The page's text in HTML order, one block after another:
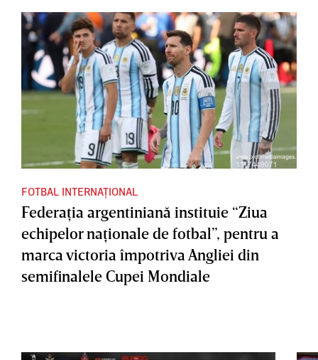
FOTBAL INTERNAȚIONAL
Federaţia argentiniană instituie “Ziua
echipelor naţionale de fotbal”, pentru a
marca victoria împotriva Angliei din
semifinalele Cupei Mondiale